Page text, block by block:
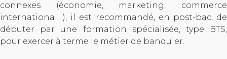
connexes (économie, marketing, commerce
international…), il est recommandé, en post-bac, de
débuter par une formation spécialisée, type BTS,
pour exercer à terme le métier de banquier.